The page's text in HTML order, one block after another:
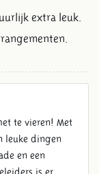
extra leuk.
te vieren! Met
leuke dingen
en een